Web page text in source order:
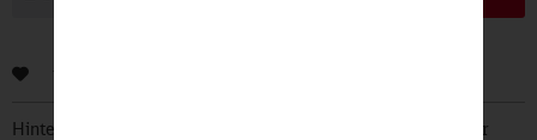
Hinterlegen Sie Ihre Email Adresse und bleiben Sie stets über